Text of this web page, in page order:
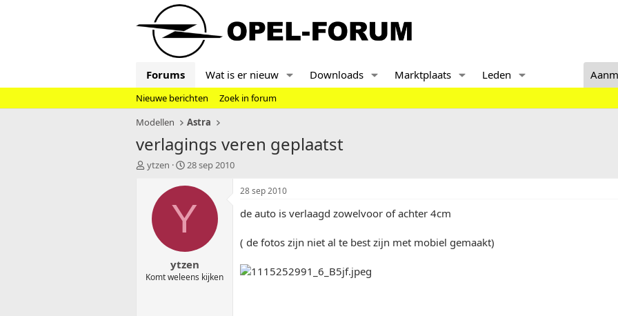
Forums Wat is er nieuw Downloads Marktplaats Leden
Nieuwe berichten
Zoek in forum
Modellen
Astra
verlagings veren geplaatst
T
t
ytzen
S
a
t
t
u
m
28 sep 2010
Y
ytzen
Komt weleens kijken
28 sep 2010
de auto is verlaagd zowelvoor of achter 4cm
( de fotos zijn niet al te best zijn met mobiel gemaakt)